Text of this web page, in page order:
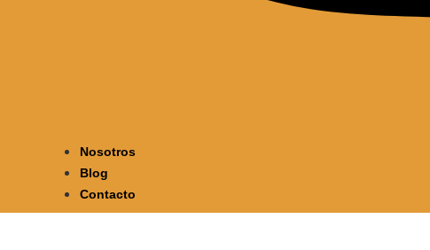
Nosotros
Blog
Contacto